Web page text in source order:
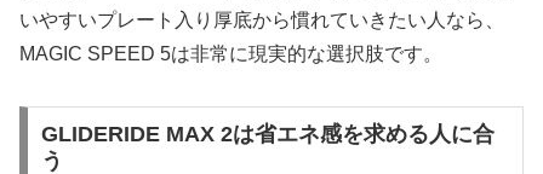
いやすいプレート入り厚底から慣れていきたい人なら、
MAGIC SPEED 5は非常に現実的な選択肢です。
GLIDERIDE MAX 2は省エネ感を求める人に合
う